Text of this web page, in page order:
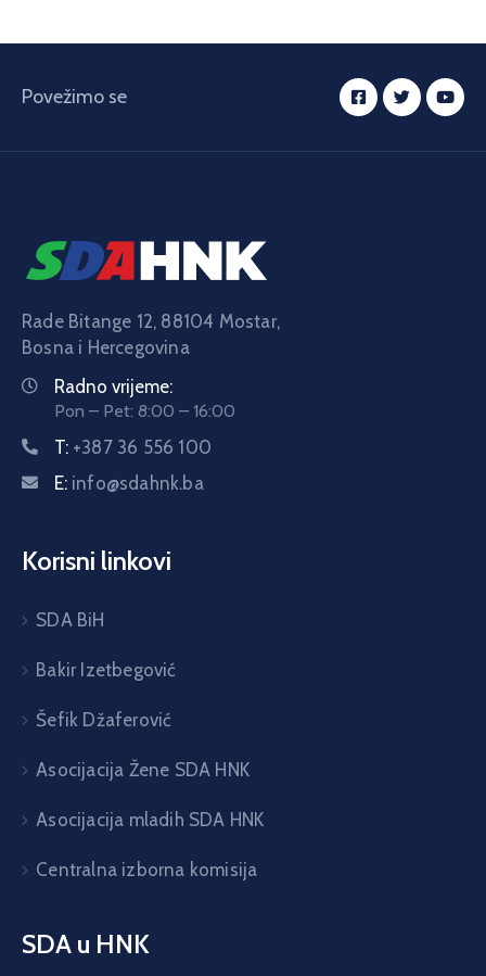
Povežimo se
Rade Bitange 12, 88104 Mostar,
Bosna i Hercegovina
Radno vrijeme:
Pon – Pet: 8:00 – 16:00
T: +387 36 556 100
E: info@sdahnk.ba
Korisni linkovi
SDA BiH
Bakir Izetbegović
Šefik Džaferović
Asocijacija Žene SDA HNK
Asocijacija mladih SDA HNK
Centralna izborna komisija
SDA u HNK